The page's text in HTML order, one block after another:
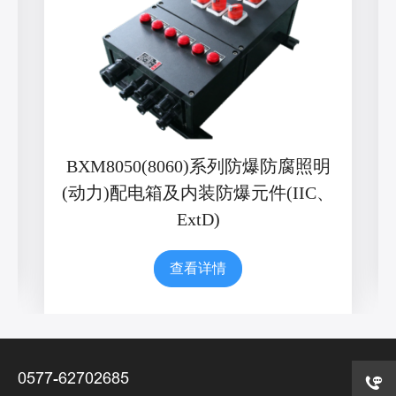
BXM8050(8060)系列防爆防腐照明
(动力)配电箱及内装防爆元件(IIC、
ExtD)
查看详情
0577-62702685 